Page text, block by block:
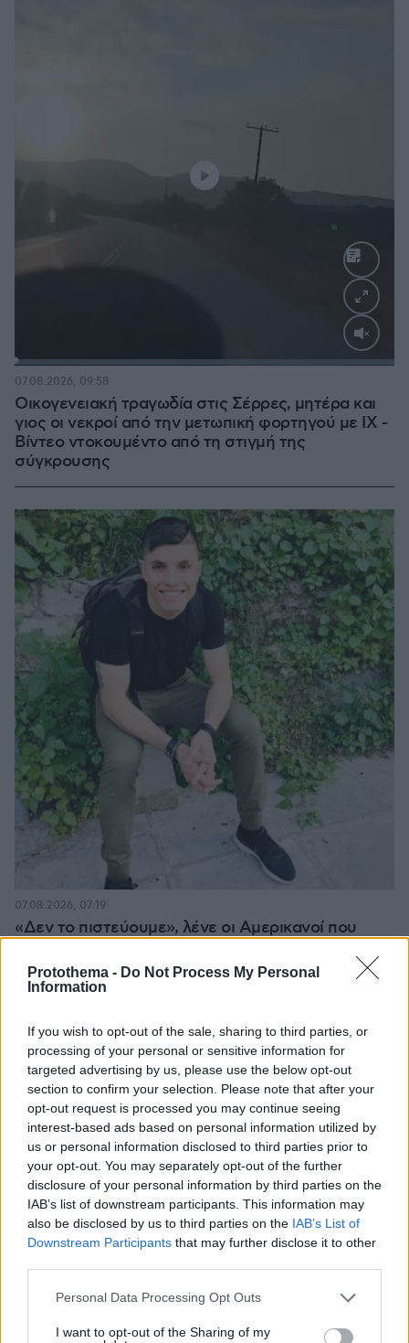
Protothema - Do Not Process My Personal
Information
If you wish to opt-out of the sale, sharing to third parties, or
processing of your personal or sensitive information for
targeted advertising by us, please use the below opt-out
section to confirm your selection. Please note that after your
opt-out request is processed you may continue seeing
interest-based ads based on personal information utilized by
us or personal information disclosed to third parties prior to
your opt-out. You may separately opt-out of the further
disclosure of your personal information by third parties on the
IAB’s list of downstream participants. This information may
also be disclosed by us to third parties on the IAB’s List of
Downstream Participants that may further disclose it to other
Please note that this website/app uses one or more Google
not limited to your visit or usage behaviour. You may click to
Personal Data Processing Opt Outs
I want to opt-out of the Sharing of my
Loaded:
Οικογενειακή τραγωδία στις Σέρρες, μητέρα και
γιος οι νεκροί από την μετωπική φορτηγού με ΙΧ -
Βίντεο ντοκουμέντο από τη στιγμή της
σύγκρουσης
07.08.2026, 09:58
«Δεν το πιστεύουμε», λένε οι Αμερικανοί που
εκδοχή για το φονικό στην Κυψέλη και η σιωπή
στην απολογία
07.08.2026, 07:19